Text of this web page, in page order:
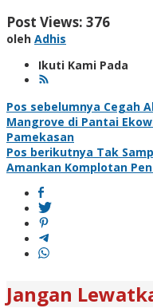
Post Views: 376
oleh Adhis
Ikuti Kami Pada
Navigasi
pos
Pos sebelumnya Cegah
Mangrove di Pantai
Pamekasan
Pos berikutnya Tak
Amankan Komplotan
Jangan